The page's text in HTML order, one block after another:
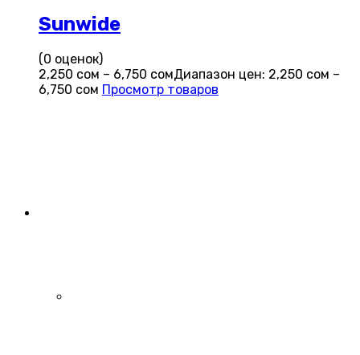
Sunwide
(0 оценок)
2,250 сом – 6,750 сомДиапазон цен: 2,250 сом –
6,750 сом Просмотр товаров